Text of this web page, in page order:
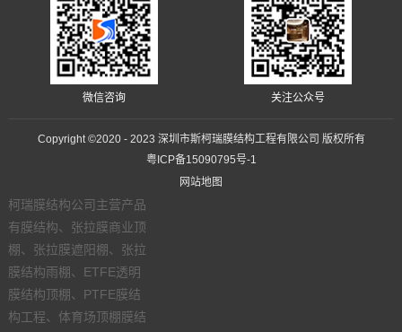
微信咨询 关注公众号
Copyright ©2020 - 2023 深圳市斯柯瑞膜结构工程有限公司 版权所有
粤ICP备15090795号-1
网站地图
柯瑞膜结构公司主营产品
有膜结构、张拉膜商业顶
棚、张拉膜遮阳棚、张拉
膜结构雨棚、ETFE透明
膜结构顶棚、PTFE膜结
构工程、体育场顶棚膜结